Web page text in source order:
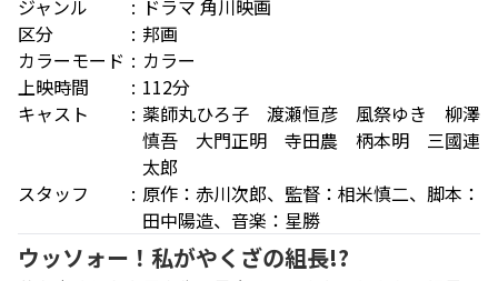
ジャンル ドラマ 角川映画
区分
邦画
カラーモード
カラー
上映時間
112分
キャスト
薬師丸ひろ子 渡瀬恒彦 風祭ゆき 柳澤
慎吾 大門正明 寺田農 柄本明 三國連
太郎
スタッフ
原作：赤川次郎、監督：相米慎二、脚本：
田中陽造、音楽：星勝
ウッソォー！私がやくざの組長!?